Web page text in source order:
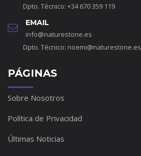
Dpto. Técnico: +34 670 359 119
EMAIL
info@naturestone.es
Dpto. Técnico: noemi@naturestone.es
PÁGINAS
Sobre Nosotros
Política de Privacidad
Últimas Noticias